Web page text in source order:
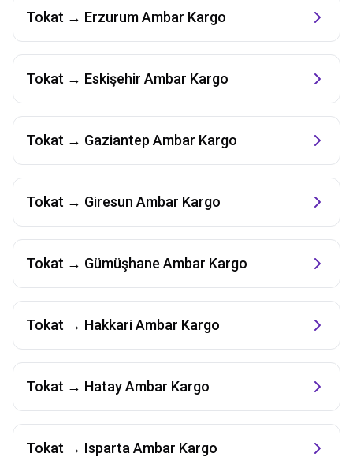
Tokat → ErzurumAmbar Kargo
Tokat → Eskişehir Ambar Kargo
Tokat → Gaziantep Ambar Kargo
Tokat → Giresun Ambar Kargo
Tokat → Gümüşhane Ambar Kargo
Tokat → HakkariAmbar Kargo
Tokat → HatayAmbar Kargo
Tokat → Isparta Ambar Kargo